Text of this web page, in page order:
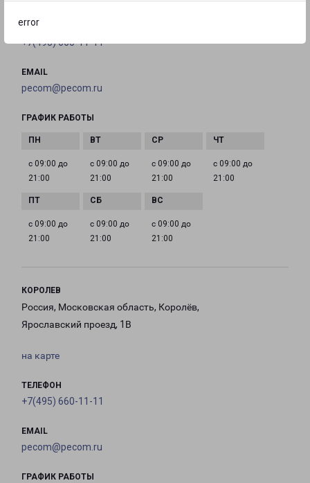
error
ТЕЛЕФОН
+7(495) 660-11-11
EMAIL
pecom@pecom.ru
ГРАФИК РАБОТЫ
с 09:00 до
21:00
с 09:00 до
21:00
с 09:00 до
21:00
с 09:00 до
21:00
с 09:00 до
21:00
с 09:00 до
21:00
с 09:00 до
21:00
КОРОЛЕВ
Россия, Московская область, Королёв,
Ярославский проезд, 1В
на карте
ТЕЛЕФОН
+7(495) 660-11-11
EMAIL
pecom@pecom.ru
ГРАФИК РАБОТЫ